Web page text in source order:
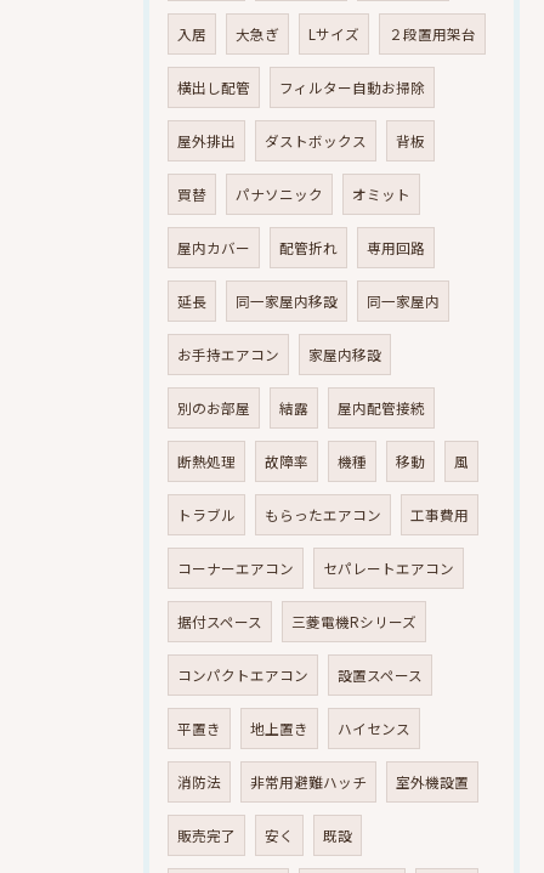
入居 大急ぎ Lサイズ ２段置用架台
横出し配管 フィルター自動お掃除
屋外排出 ダストボックス 背板
買替 パナソニック オミット
屋内カバー 配管折れ 専用回路
延長 同一家屋内移設 同一家屋内
お手持エアコン 家屋内移設
別のお部屋 結露 屋内配管接続
断熱処理 故障率 機種 移動 風
トラブル もらったエアコン 工事費用
コーナーエアコン セパレートエアコン
据付スペース 三菱電機Rシリーズ
コンパクトエアコン 設置スペース
平置き 地上置き ハイセンス
消防法 非常用避難ハッチ 室外機設置
販売完了 安く 既設